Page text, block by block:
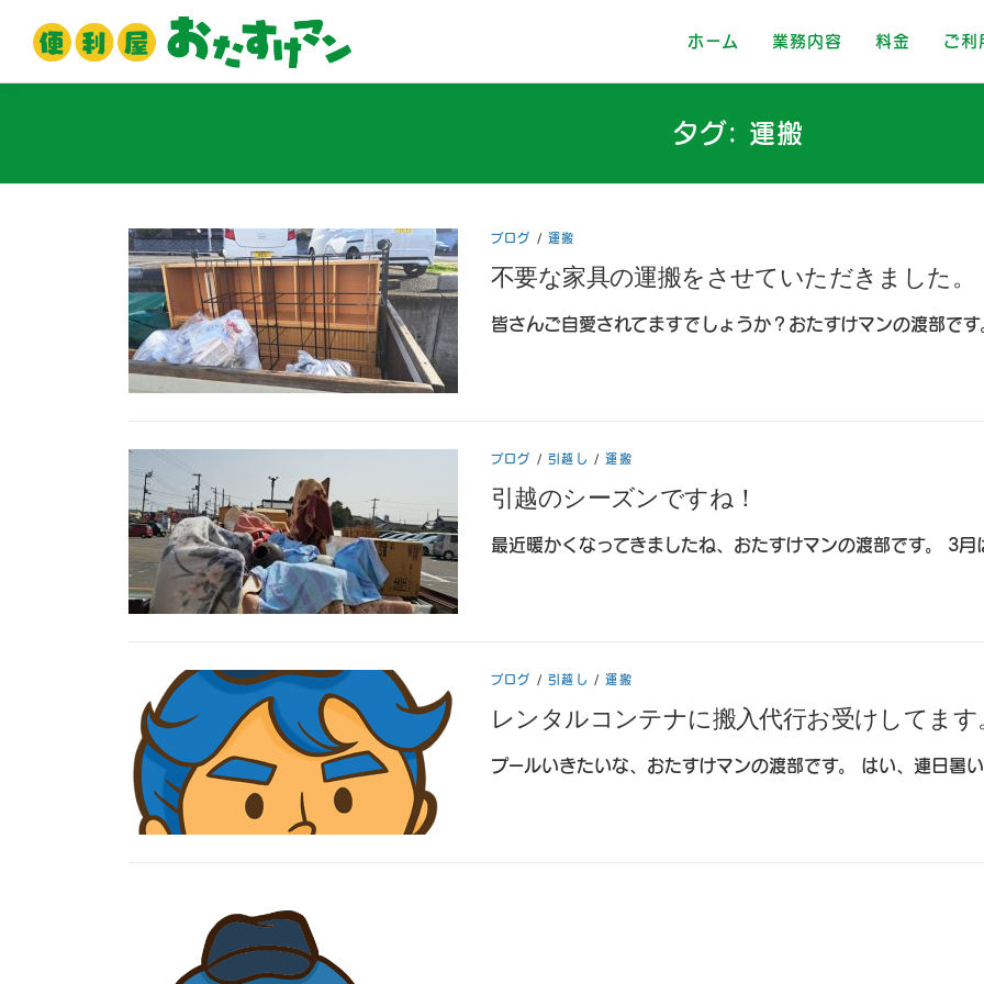
ホーム 業務内容 料金 ご利
タグ: 運搬
ブログ /運搬
不要な家具の運搬をさせていただきました。
皆さんご自愛されてますでしょうか？おたすけマンの渡部で
ブログ /引越し /運搬
引越のシーズンですね！
最近暖かくなってきましたね、おたすけマンの渡部です。 3
ブログ /引越し /運搬
レンタルコンテナに搬入代行お受けしてます。
プールいきたいな、おたすけマンの渡部です。 はい、連日暑